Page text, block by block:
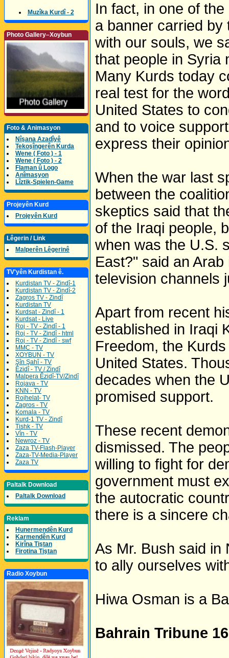
Muzîka Kurdî - 2
Photo Gallery–Xoybun
Foto & Animasyon
Nîşana Azadîyê
Tekoşîngerên Kurda
Wene ( Foto ) - 1
Wene ( Foto ) - 2
Flaman û Logo
Anîmasyon
Lîztik-Spielen-Game
Projeyên Kurd
Projeyên Kurd
Lêgerin / Link
Malperên Lêgerinê
TV'yên Kurdistan ê.
Kurdistan TV - Zindî-1
Kurdistan TV - Zindî-2
Zagros TV - Zindî
Kurdistan TV
Kurdsat - Zindî - 1
Kurdsat - Live
Roj - TV - Zindî - 1
Roj - TV - Zindî - html
Roj - TV - Zindî - swf
MMC - TV
XOYBUN - TV
Şîn Şahî - TV
Êzidî - TV / Zindî
Malpera Êzidî-TV/Zindî
Rojava - TV
KNN - TV
Rojhelat- TV
Zagros - TV
Komala - TV
Kurd-1 TV - Zindî
Tishk - TV
Vîn - TV
Newroz - TV
Zaza TV-Flash-Player
Zaza-TV-Media-Player
Zaza TV
Paltalk Download
Paltalk Download
Reklam
Hunermendên Kurd
Karmendên Kurd
Kirîna Tiştan
Firotina Tiştan
Radio Xoybun
In fact, in one of
a banner carried by
with our souls, we
that people in Syria
Many Kurds today
real test for the
United States to
and to voice
express their
When the war last
between the
skeptics said that
of the Iraqi people,
when was the U.S.
East?" said an
television channels
Apart from recent
established in Iraqi
Freedom, the
United States.
decades when the
promised support.
These recent
dismissed. The
willing to fight for
government must
the autocratic
there is a sincere
As Mr. Bush said in
to ally ourselves
Hiwa Osman is a
Bahrain Tribune